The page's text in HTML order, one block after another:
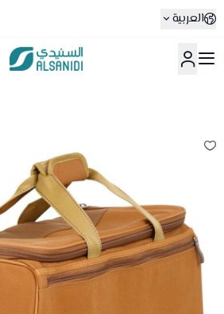
العربية
متجر السنيدي